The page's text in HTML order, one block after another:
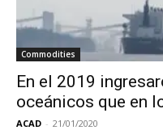
Commodities
En el 2019
oceánicos que en
ACAD - 21/01/2020